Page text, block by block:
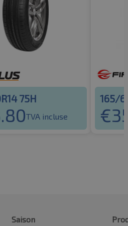
75H
TVA incluse
165/
€
Saison